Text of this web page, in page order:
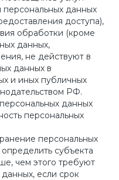
персональных данных
доступа),
обработки (кроме
данных,
не действуют в
данных в
и иных публичных
РФ.
данных
персональных
персональных
субъекта
чем этого требуют
если срок